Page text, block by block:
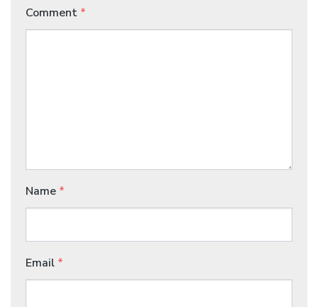
Comment *
Name *
Email *